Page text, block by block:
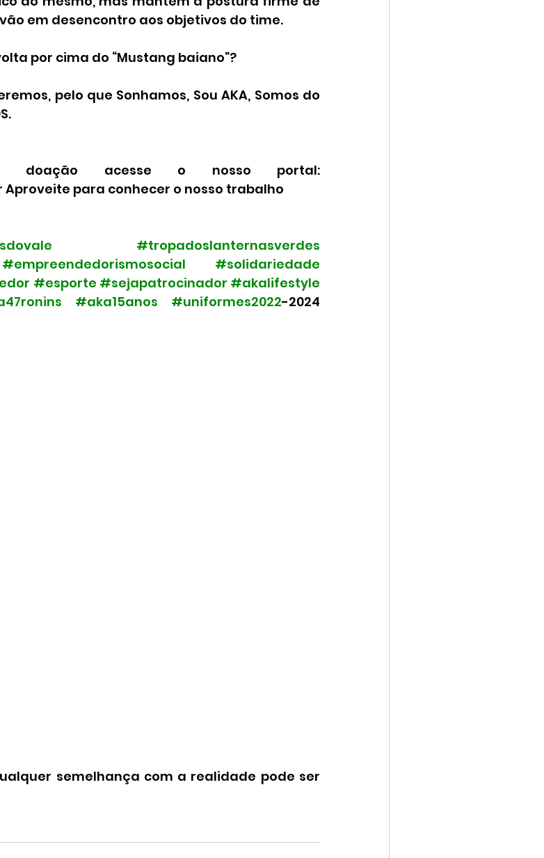
em desencontro aos objetivos do time.
por cima do “Mustang baiano”?
pelo que Sonhamos, Sou AKA, Somos do
acesse o nosso portal:
para conhecer o nosso trabalho
#tropadoslanternasverdes
#empreendedorismosocial
#solidariedade
#esporte #sejapatrocinador #akalifestyle
#aka15anos #uniformes2022
semelhança com a realidade pode ser